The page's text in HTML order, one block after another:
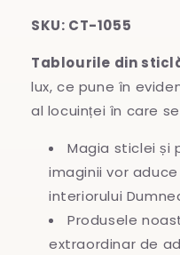
SKU: CT-1055
Tablourile din
lux, ce pune în
al locuinței în care
Magia sticlei și
imaginii vor
interiorului
Produsele
extraordinar de